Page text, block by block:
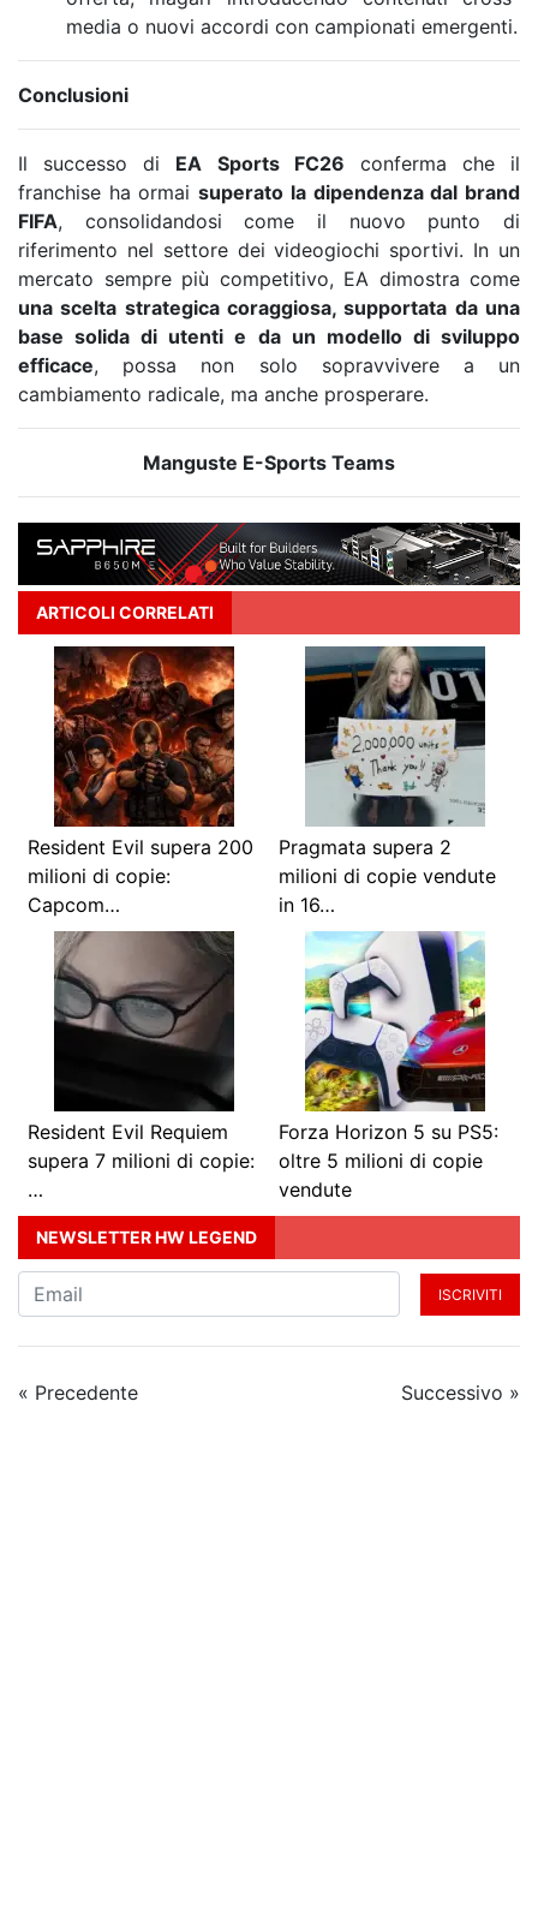
media o nuovi accordi con campionati emergenti.
Conclusioni
Il successo di EA Sports FC26 conferma che il
franchise ha ormaisuperato la dipendenza dal brand
FIFA, consolidandosi come il nuovo punto di
riferimento nel settore dei videogiochi sportivi. In un
mercato sempre più competitivo, EA dimostra come
una scelta strategica coraggiosa, supportata da una
base solida di utenti e da un modello di sviluppo
efficace, possa non solo sopravvivere a un
cambiamento radicale, ma anche prosperare.
Manguste E-Sports Teams
ARTICOLI CORRELATI
Resident Evil supera 200
milioni di copie:
Capcom…
Pragmata supera 2
milioni di copie vendute
in 16…
Resident Evil Requiem
supera 7 milioni di copie:
…
Forza Horizon 5 su PS5:
oltre 5 milioni di copie
vendute
NEWSLETTER HW LEGEND
ISCRIVITI
« Precedente Successivo »